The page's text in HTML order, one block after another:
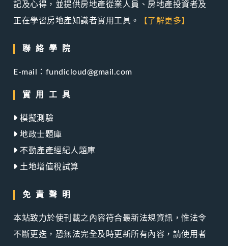
記及心得，並提供房地產從業人員、房地產投資者及
正在學習房地產知識者實用工具。
【了解更多】
聯絡學院
E-mail：fundicloud@gmail.com
實用工具
模擬測驗
地政士題庫
不動產產經紀人題庫
土地增值稅試算
免責聲明
本站致力於使刊載之內容符合最新法規資訊，惟法令
不斷更迭，恐無法完全及時更新所有內容，請使用者